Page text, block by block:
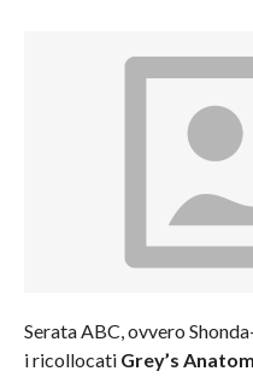
Serata ABC, ovvero
i ricollocati Grey’s